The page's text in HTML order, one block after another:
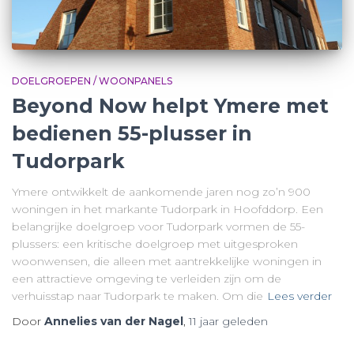
DOELGROEPEN / WOONPANELS
Beyond Now helpt Ymere met
bedienen 55-plusser in
Tudorpark
Ymere ontwikkelt de aankomende jaren nog zo’n 900
woningen in het markante Tudorpark in Hoofddorp. Een
belangrijke doelgroep voor Tudorpark vormen de 55-
plussers: een kritische doelgroep met uitgesproken
woonwensen, die alleen met aantrekkelijke woningen in
een attractieve omgeving te verleiden zijn om de
verhuisstap naar Tudorpark te maken. Om die Lees verder
Door Annelies van der Nagel,11 jaar geleden